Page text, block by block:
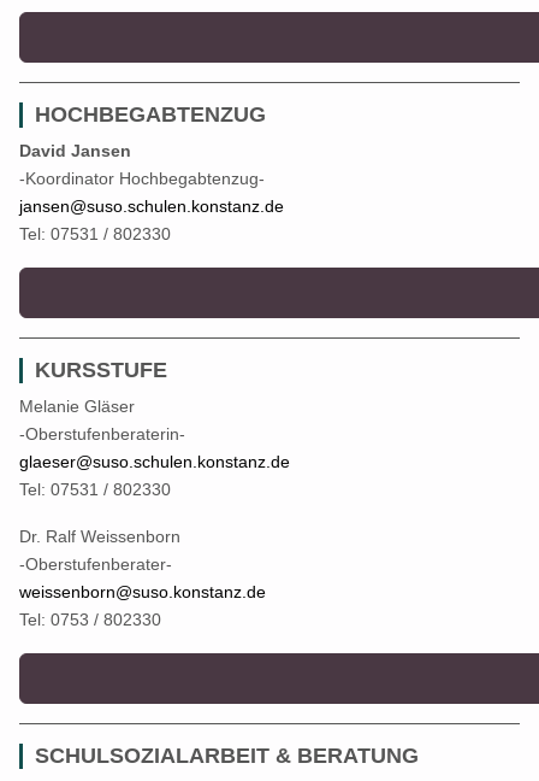
HOCHBEGABTENZUG
David Jansen
-Koordinator Hochbegabtenzug-
jansen@suso.schulen.konstanz.de
Tel: 07531 / 802330
KURSSTUFE
Melanie Gläser
-Oberstufenberaterin-
glaeser@suso.schulen.konstanz.de
Tel: 07531 / 802330
Dr. Ralf Weissenborn
-Oberstufenberater-
weissenborn@suso.konstanz.de
Tel: 0753 / 802330
SCHULSOZIALARBEIT & BERATUNG